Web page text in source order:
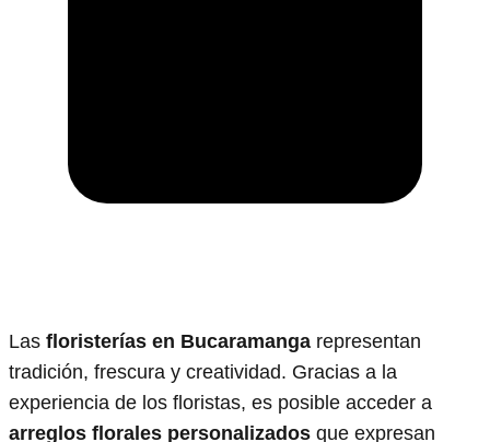
Las floristerías en Bucaramanga representan
tradición, frescura y creatividad. Gracias a la
experiencia de los floristas, es posible acceder a
arreglos florales personalizados que expresan